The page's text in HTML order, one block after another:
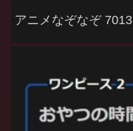
アニメなぞなぞ 7013